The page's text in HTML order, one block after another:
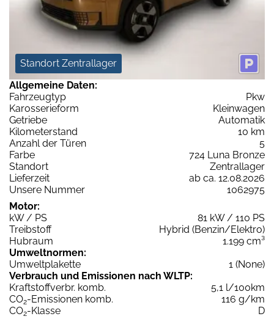
Standort Zentrallager
Allgemeine Daten:
Fahrzeugtyp
Pkw
Karosserieform
Kleinwagen
Getriebe
Automatik
Kilometerstand
10 km
Anzahl der Türen
5
Farbe
724 Luna Bronze
Standort
Zentrallager
Lieferzeit
ab ca. 12.08.2026
Unsere Nummer
1062975
Motor:
kW / PS
81 kW / 110 PS
Treibstoff
Hybrid (Benzin/Elektro)
Hubraum
1.199 cm³
Umweltnormen:
Umweltplakette
1 (None)
Verbrauch und Emissionen nach WLTP:
Kraftstoffverbr. komb.
5,1 l/100km
CO2-Emissionen komb.
116 g/km
CO2-Klasse
D